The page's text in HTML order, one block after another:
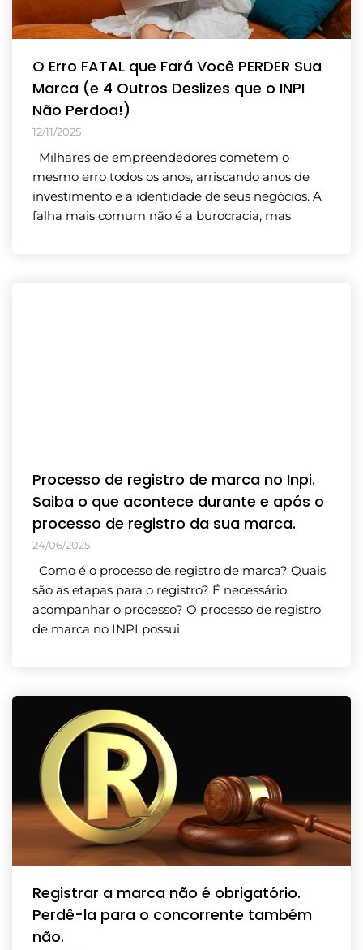
O Erro FATAL que Fará Você PERDER Sua
Marca (e 4 Outros Deslizes que o INPI
Não Perdoa!)
12/11/2025
Milhares de empreendedores cometem o
mesmo erro todos os anos, arriscando anos de
investimento e a identidade de seus negócios. A
falha mais comum não é a burocracia, mas
Processo de registro de marca no Inpi.
Saiba o que acontece durante e após o
processo de registro da sua marca.
24/06/2025
Como é o processo de registro de marca? Quais
são as etapas para o registro? É necessário
acompanhar o processo? O processo de registro
de marca no INPI possui
Registrar a marca não é obrigatório.
Perdê-la para o concorrente também
não.